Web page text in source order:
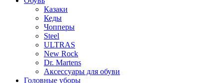
Казаки
Кеды
Чопперы
Steel
ULTRAS
New Rock
Dr. Martens
Аксессуары для обуви
Головные уборы